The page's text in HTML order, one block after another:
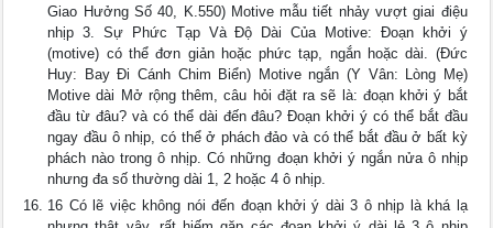
Giao Hưởng Số 40, K.550) Motive mẫu tiết nhảy vượt giai điệu
nhịp 3. Sự Phức Tạp Và Độ Dài Của Motive: Đoạn khởi ý
(motive) có thể đơn giản hoặc phức tạp, ngắn hoặc dài. (Đức
Huy: Bay Đi Cánh Chim Biển) Motive ngắn (Y Vân: Lòng Mẹ)
Motive dài Mở rộng thêm, câu hỏi đặt ra sẽ là: đoạn khởi ý bắt
đầu từ đâu? và có thể dài đến đâu? Đoạn khởi ý có thể bắt đầu
ngay đầu ô nhịp, có thể ở phách đảo và có thể bắt đầu ở bất kỳ
phách nào trong ô nhịp. Có những đoạn khởi ý ngắn nửa ô nhịp
nhưng đa số thường dài 1, 2 hoặc 4 ô nhịp.
16 Có lẽ việc không nói đến đoạn khởi ý dài 3 ô nhịp là khá lạ